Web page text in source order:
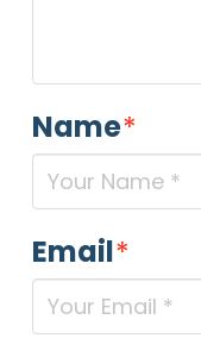
Name*
Email*